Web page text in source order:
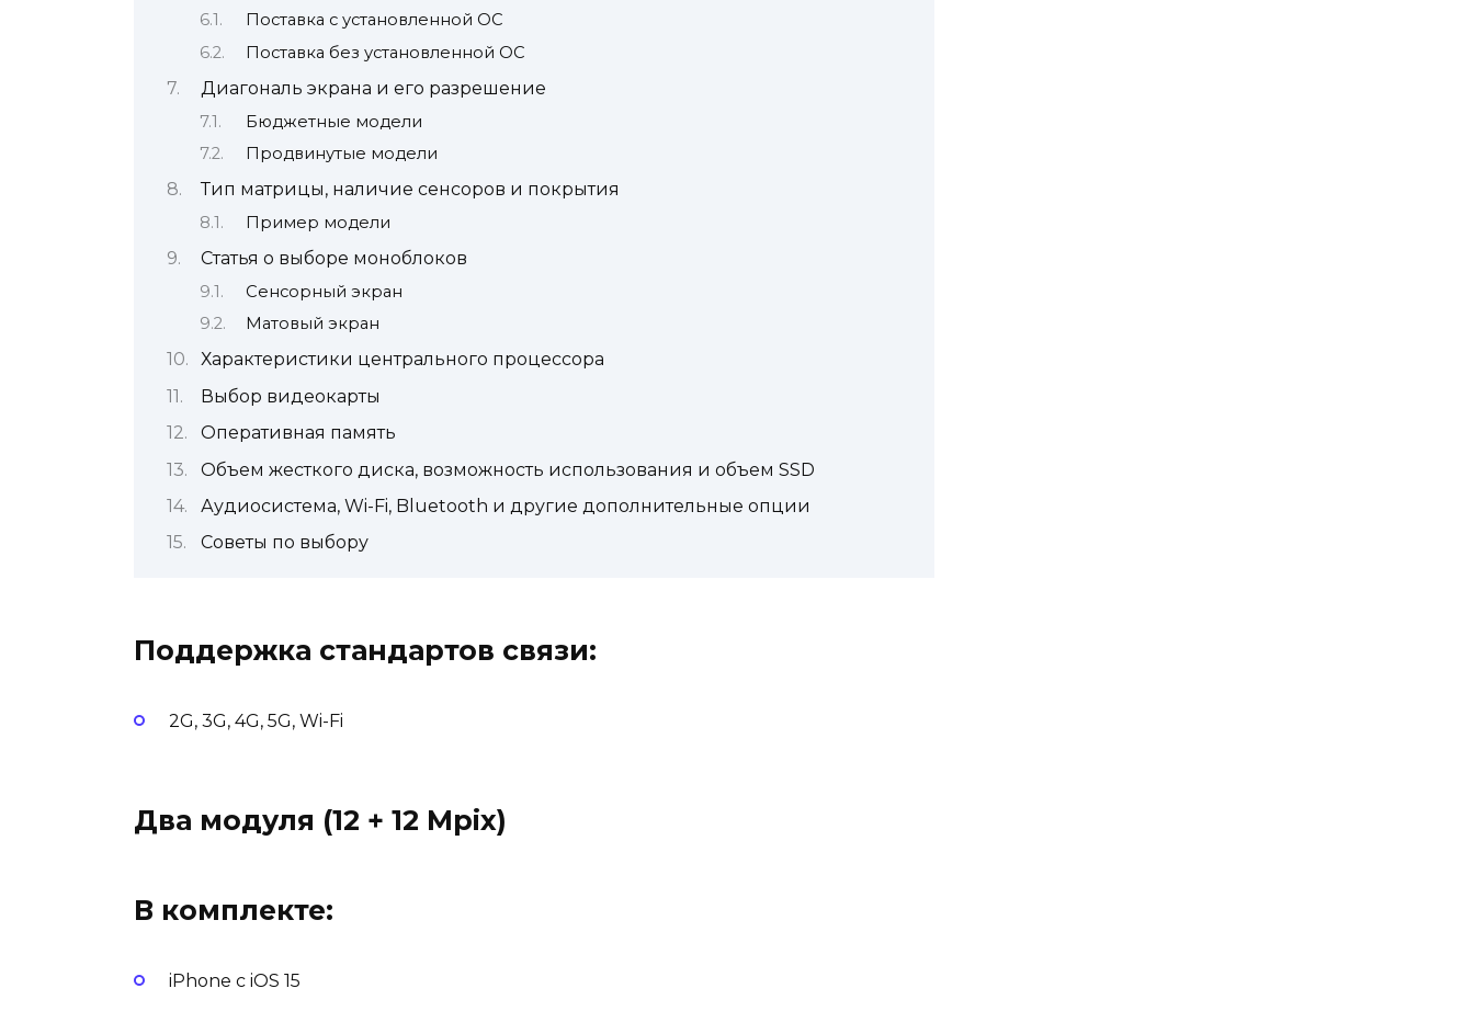
Поставка с установленной ОС
Поставка без установленной ОС
Диагональ экрана и его разрешение
Бюджетные модели
Продвинутые модели
Тип матрицы, наличие сенсоров и покрытия
Пример модели
Статья о выборе моноблоков
Сенсорный экран
Матовый экран
Характеристики центрального процессора
Выбор видеокарты
Оперативная память
Объем жесткого диска, возможность использования и объем SSD
Аудиосистема, Wi-Fi, Bluetooth и другие дополнительные опции
Советы по выбору
Поддержка стандартов связи:
2G, 3G, 4G, 5G, Wi-Fi
Два модуля (12 + 12 Mpix)
В комплекте:
iPhone с iOS 15